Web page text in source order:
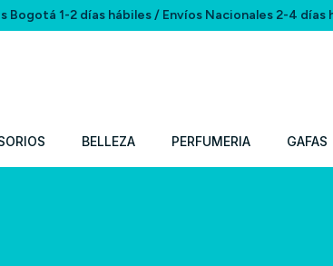
Bogotá 1-2 días hábiles / Envíos Nacionales 2-4 días
BELLEZA PERFUMERIA GAFAS